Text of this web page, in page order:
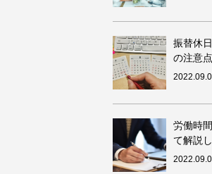
振替休
の注意
労働時
て解説